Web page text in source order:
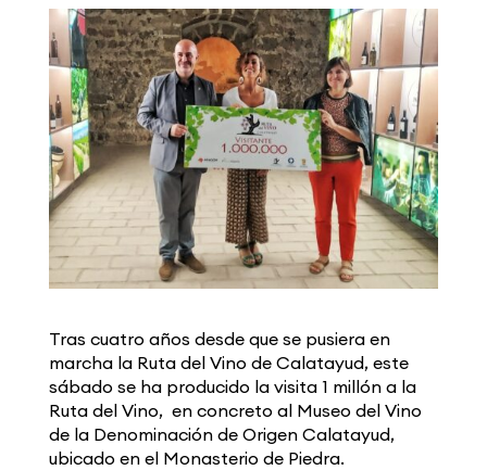
Tras cuatro años desde que se pusiera en
marcha la Ruta del Vino de Calatayud, este
sábado se ha producido la visita 1 millón a la
Ruta del Vino, en concreto al Museo del Vino
de la Denominación de Origen Calatayud,
ubicado en el Monasterio de Piedra.